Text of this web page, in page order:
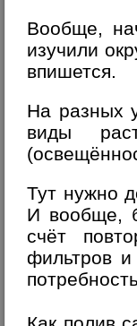
Вообще,
изучили
впишется.
На разных
виды
Тут нужно
И вообще,
счёт
фильтров